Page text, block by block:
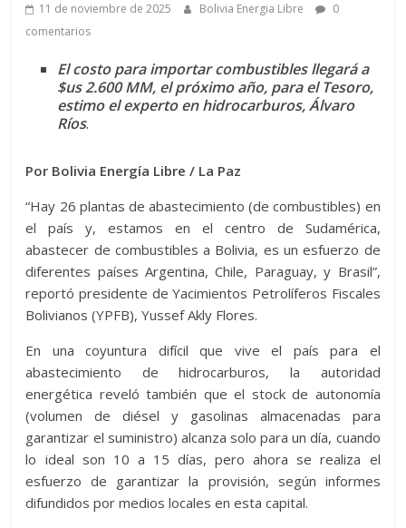
11 de noviembre de 2025 Bolivia Energia Libre
0
comentarios
El costo para importar combustibles llegará a
$us 2.600 MM, el próximo año, para el Tesoro,
estimo el experto en hidrocarburos, Álvaro
Ríos.
Por Bolivia Energía Libre / La Paz
“Hay 26 plantas de abastecimiento (de combustibles) en
el país y, estamos en el centro de Sudamérica,
abastecer de combustibles a Bolivia, es un esfuerzo de
diferentes países Argentina, Chile, Paraguay, y Brasil”,
reportó presidente de Yacimientos Petrolíferos Fiscales
Bolivianos (YPFB), Yussef Akly Flores.
En una coyuntura difícil que vive el país para el
abastecimiento de hidrocarburos, la autoridad
energética reveló también que el stock de autonomía
(volumen de diésel y gasolinas almacenadas para
garantizar el suministro) alcanza solo para un día, cuando
lo ideal son 10 a 15 días, pero ahora se realiza el
esfuerzo de garantizar la provisión, según informes
difundidos por medios locales en esta capital.